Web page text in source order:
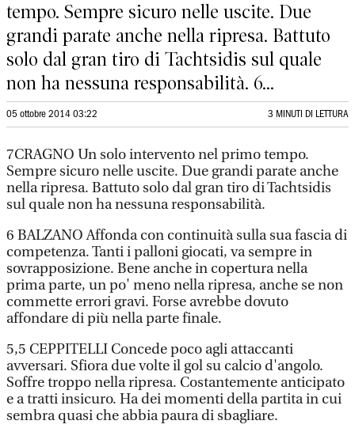
tempo. Sempre sicuro nelle uscite. Due
grandi parate anche nella ripresa. Battuto
solo dal gran tiro di Tachtsidis sul quale
non ha nessuna responsabilità. 6...
05 ottobre 2014 03:22 3 MINUTI DI LETTURA
7CRAGNO Un solo intervento nel primo tempo.
Sempre sicuro nelle uscite. Due grandi parate anche
nella ripresa. Battuto solo dal gran tiro di Tachtsidis
sul quale non ha nessuna responsabilità.
6 BALZANO Affonda con continuità sulla sua fascia di
competenza. Tanti i palloni giocati, va sempre in
sovrapposizione. Bene anche in copertura nella
prima parte, un po' meno nella ripresa, anche se non
commette errori gravi. Forse avrebbe dovuto
affondare di più nella parte finale.
5,5 CEPPITELLI Concede poco agli attaccanti
avversari. Sfiora due volte il gol su calcio d'angolo.
Soffre troppo nella ripresa. Costantemente anticipato
e a tratti insicuro. Ha dei momenti della partita in cui
sembra quasi che abbia paura di sbagliare.